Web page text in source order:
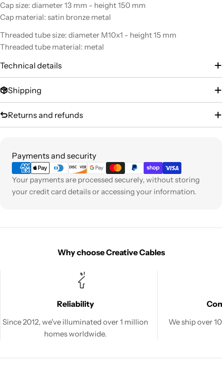
Cap size: diameter 13 mm - height 150 mm
Cap material: satin bronze metal
Threaded tube size: diameter M10x1 - height 15 mm
Threaded tube material: metal
Technical details
Shipping
Returns and refunds
Payments and security
Payment
methods
Your payments are processed securely, without storing
your credit card details or accessing your information.
Why choose Creative Cables
Reliability
Since 2012, we've illuminated over 1 million
homes worldwide.
We ship over